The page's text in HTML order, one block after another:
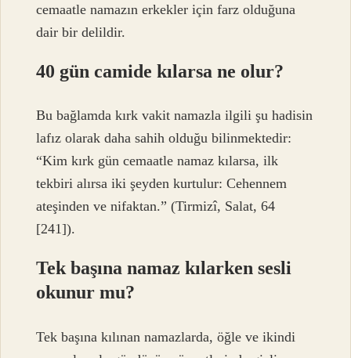
cemaatle namazın erkekler için farz olduğuna
dair bir delildir.
40 gün camide kılarsa ne olur?
Bu bağlamda kırk vakit namazla ilgili şu hadisin
lafız olarak daha sahih olduğu bilinmektedir:
“Kim kırk gün cemaatle namaz kılarsa, ilk
tekbiri alırsa iki şeyden kurtulur: Cehennem
ateşinden ve nifaktan.” (Tirmizî, Salat, 64
[241]).
Tek başına namaz kılarken sesli
okunur mu?
Tek başına kılınan namazlarda, öğle ve ikindi